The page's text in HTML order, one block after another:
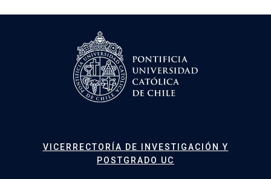
VICERRECTORÍA DE INVESTIGACIÓN Y
POSTGRADO UC